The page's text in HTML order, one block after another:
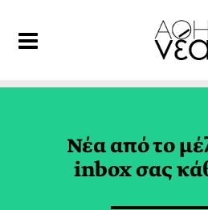
Η Τήνος των
Ειδώλων
Νέα από το
inbox σας